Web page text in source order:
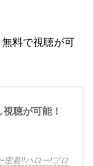
密着!!ハロー!プロ